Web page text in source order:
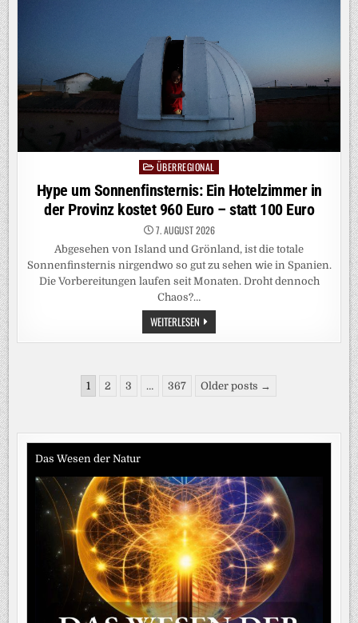
Posted
in
ÜBERREGIONAL
Hype um Sonnenfinsternis: Ein Hotelzimmer in
der Provinz kostet 960 Euro – statt 100 Euro
7. AUGUST 2026
Abgesehen von Island und Grönland, ist die totale
Sonnenfinsternis nirgendwo so gut zu sehen wie in Spanien.
Die Vorbereitungen laufen seit Monaten. Droht dennoch
Chaos?…
WEITERLESEN HYPE
UM
SONNENFINSTERNIS:
DER
PROVINZ
–
STATT
Seitennummerierung
Beiträge
1 2 3 … 367 Older posts →
Das Wesen der Natur